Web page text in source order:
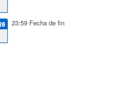
23:59 Fecha de fin